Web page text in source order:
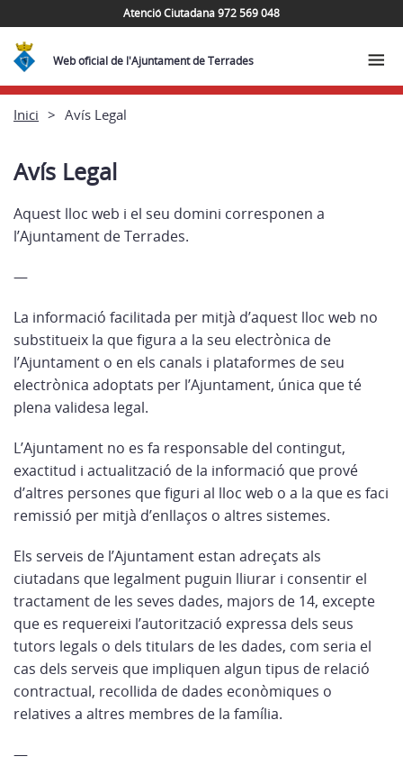
Atenció Ciutadana 972 569 048
Web oficial de l'Ajuntament de Terrades
Inici Avís Legal
Avís Legal
Aquest lloc web i el seu domini corresponen a
l’Ajuntament de Terrades.
—
La informació facilitada per mitjà d’aquest lloc web no
substitueix la que figura a la seu electrònica de
l’Ajuntament o en els canals i plataformes de seu
electrònica adoptats per l’Ajuntament, única que té
plena validesa legal.
L’Ajuntament no es fa responsable del contingut,
exactitud i actualització de la informació que prové
d’altres persones que figuri al lloc web o a la que es faci
remissió per mitjà d’enllaços o altres sistemes.
Els serveis de l’Ajuntament estan adreçats als
ciutadans que legalment puguin lliurar i consentir el
tractament de les seves dades, majors de 14, excepte
que es requereixi l’autorització expressa dels seus
tutors legals o dels titulars de les dades, com seria el
cas dels serveis que impliquen algun tipus de relació
contractual, recollida de dades econòmiques o
relatives a altres membres de la família.
—